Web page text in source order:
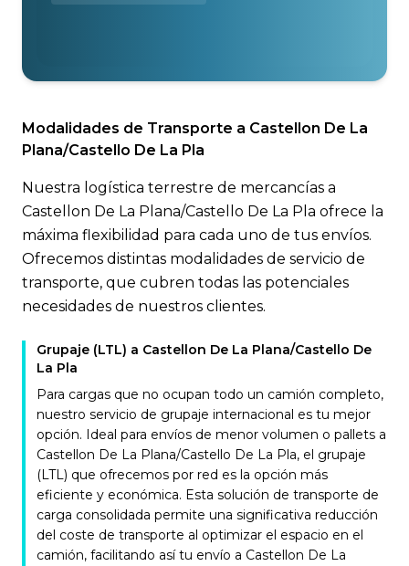
Modalidades de Transporte a Castellon De La
Plana/Castello De La Pla
Nuestra logística terrestre de mercancías a
Castellon De La Plana/Castello De La Pla ofrece la
máxima flexibilidad para cada uno de tus envíos.
Ofrecemos distintas modalidades de servicio de
transporte, que cubren todas las potenciales
necesidades de nuestros clientes.
Grupaje (LTL) a Castellon De La Plana/Castello De
La Pla
Para cargas que no ocupan todo un camión completo,
nuestro servicio de grupaje internacional es tu mejor
opción. Ideal para envíos de menor volumen o pallets a
Castellon De La Plana/Castello De La Pla, el grupaje
(LTL) que ofrecemos por red es la opción más
eficiente y económica. Esta solución de transporte de
carga consolidada permite una significativa reducción
del coste de transporte al optimizar el espacio en el
camión, facilitando así tu envío a Castellon De La